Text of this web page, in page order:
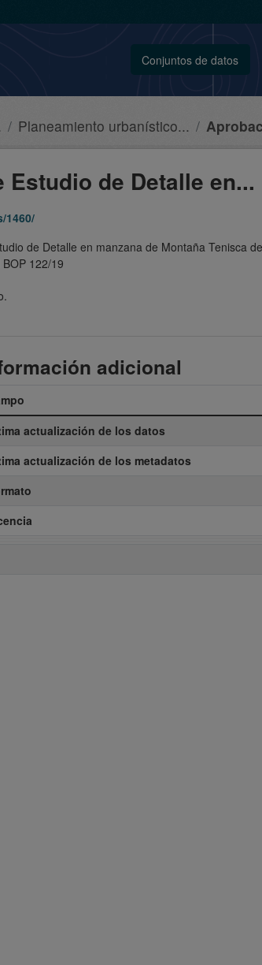
Conjuntos de datos
Planeamiento urbanístico...
de Detalle en...
1460/
de Detalle en manzana de Montaña Tenisca
122/19
adicional
actualización de los datos
actualización de los metadatos